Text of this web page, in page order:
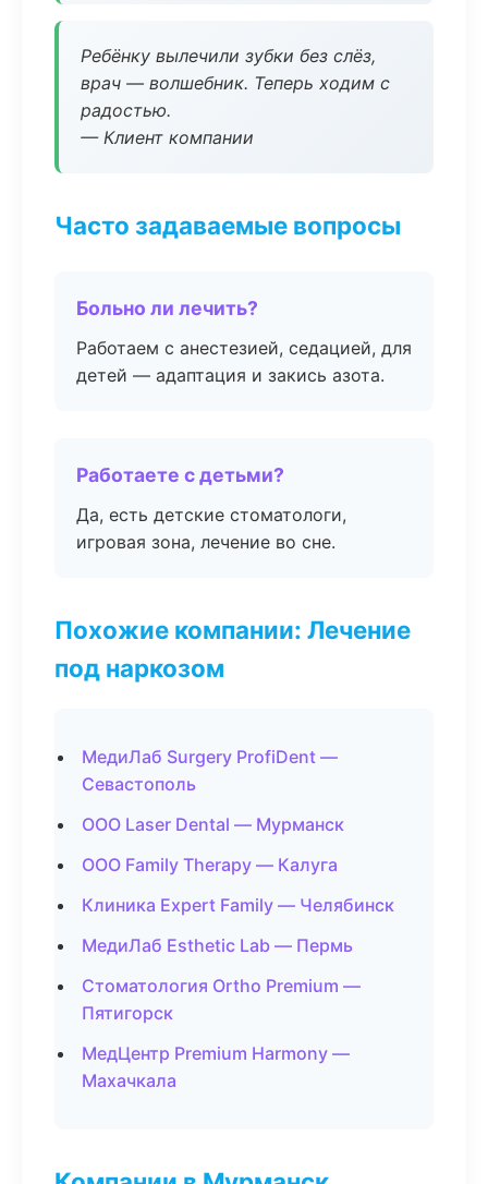
Ребёнку вылечили зубки без слёз,
врач — волшебник. Теперь ходим с
радостью.
— Клиент компании
Часто задаваемые вопросы
Больно ли лечить?
Работаем с анестезией, седацией, для
детей — адаптация и закись азота.
Работаете с детьми?
Да, есть детские стоматологи,
игровая зона, лечение во сне.
Похожие компании: Лечение
под наркозом
МедиЛаб Surgery ProfiDent —
Севастополь
ООО Laser Dental — Мурманск
ООО Family Therapy — Калуга
Клиника Expert Family — Челябинск
МедиЛаб Esthetic Lab — Пермь
Стоматология Ortho Premium —
Пятигорск
МедЦентр Premium Harmony —
Махачкала